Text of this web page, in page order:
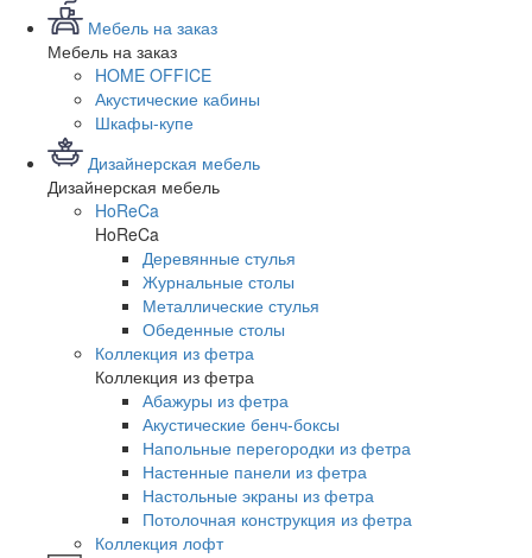
Мебель на заказ
Мебель на заказ
HOME OFFICE
Акустические кабины
Шкафы-купе
Дизайнерская мебель
Дизайнерская мебель
HoReCa
HoReCa
Деревянные стулья
Журнальные столы
Металлические стулья
Обеденные столы
Коллекция из фетра
Коллекция из фетра
Абажуры из фетра
Акустические бенч-боксы
Напольные перегородки из фетра
Настенные панели из фетра
Настольные экраны из фетра
Потолочная конструкция из фетра
Коллекция лофт